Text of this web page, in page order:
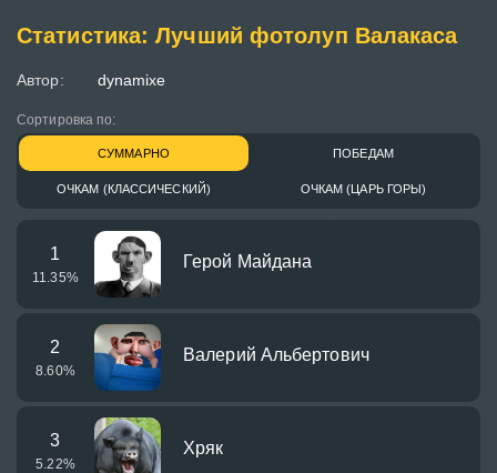
Статистика: Лучший фотолуп Валакаса
Автор: dynamixe
Сортировка по:
СУММАРНО ПОБЕДАМ
ОЧКАМ (КЛАССИЧЕСКИЙ) ОЧКАМ (ЦАРЬ ГОРЫ)
1
11.35%
Герой Майдана
2
8.60%
Валерий Альбертович
3
5.22%
Хряк